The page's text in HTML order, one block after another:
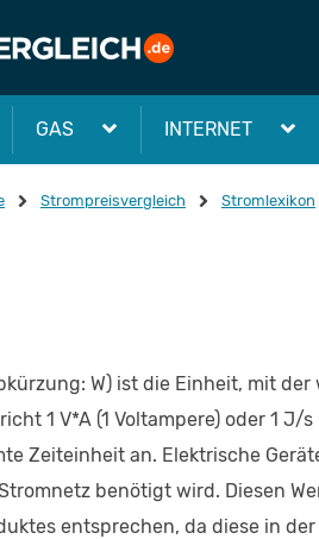
GAS INTERNET
Strompreisvergleich Stromlexikon
W) ist die Einheit, mit der
1 V*A (1 Voltampere) oder 1
Zeiteinheit an. Elektrische
benötigt wird. Diesen
entsprechen, da diese in